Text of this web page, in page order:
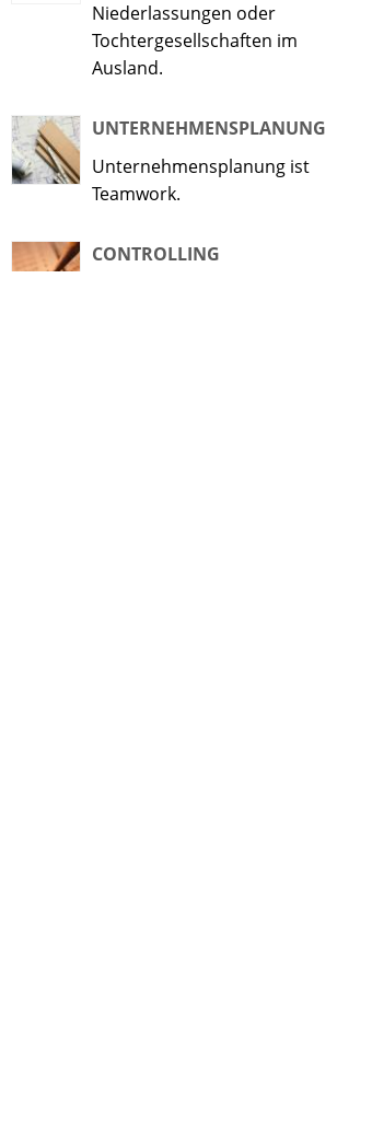
Niederlassungen oder
Tochtergesellschaften im
Ausland.
UNTERNEHMENSPLANUNG
Unternehmensplanung ist
Teamwork.
CONTROLLING